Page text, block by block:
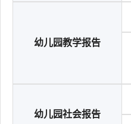
幼儿园教学报告
幼儿园社会报告